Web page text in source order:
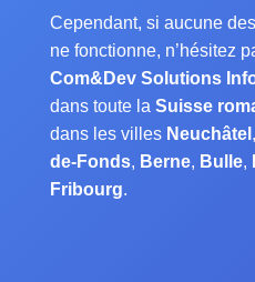
Cependant, si aucune
ne fonctionne, n’hésitez
Com&Dev Solutions
dans toute la Suisse
dans les villes Neuchâtel ,
de-Fonds, Berne, Bulle,
Fribourg.